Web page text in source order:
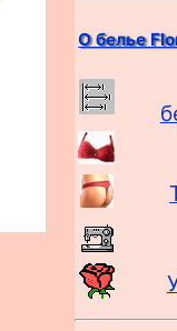
О белье